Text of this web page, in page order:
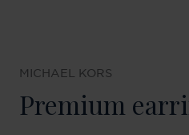
MICHAEL KORS
Premium